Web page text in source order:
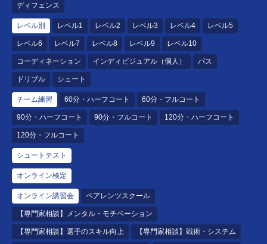
ディフェンス
レベル別 レベル1 レベル2 レベル3 レベル4 レベル5
レベル6 レベル7 レベル8 レベル9 レベル10
コーディネーション インディビジュアル（個人） パス
ドリブル シュート
チーム練習 60分・ハーフコート 60分・フルコート
90分・ハーフコート 90分・フルコート 120分・ハーフコート
120分・フルコート
シュートテスト
オンライン検定
オンライン講習会 ペアレンツスクール
【専門家相談】メンタル・モチベーション
【専門家相談】選手のスキル向上 【専門家相談】戦術・システム